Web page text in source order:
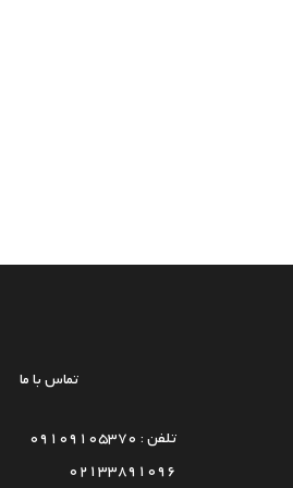
تماس با ما
تلفن : 09109105370
02133891096